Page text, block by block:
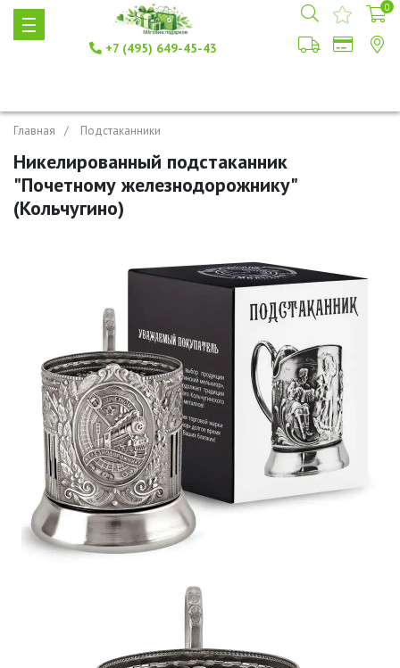
+7 (495) 649-45-43
0
Главная Подстаканники
Никелированный подстаканник
"Почетному железнодорожнику"
(Кольчугино)